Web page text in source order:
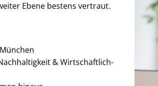
Ebene bestens vertraut.
& Wirt­schaft­lich­